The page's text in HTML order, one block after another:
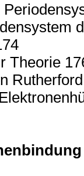
Theorie